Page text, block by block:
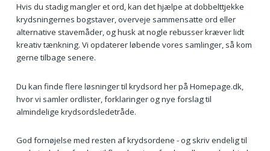
Hvis du stadig mangler et ord, kan det hjælpe at dobbelttjekke
krydsningernes bogstaver, overveje sammensatte ord eller
alternative stavemåder, og husk at nogle rebusser kræver lidt
kreativ tænkning. Vi opdaterer løbende vores samlinger, så kom
gerne tilbage senere.
Du kan finde flere løsninger til krydsord her på Homepage.dk,
hvor vi samler ordlister, forklaringer og nye forslag til
almindelige krydsordsledetråde.
God fornøjelse med resten af krydsordene - og skriv endelig til